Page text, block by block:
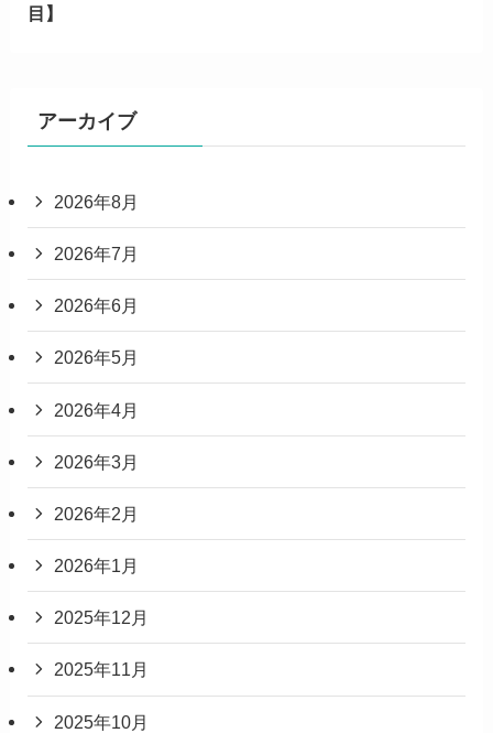
目】
アーカイブ
2026年8月
2026年7月
2026年6月
2026年5月
2026年4月
2026年3月
2026年2月
2026年1月
2025年12月
2025年11月
2025年10月